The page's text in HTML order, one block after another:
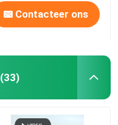
Contacteer ons
(33)